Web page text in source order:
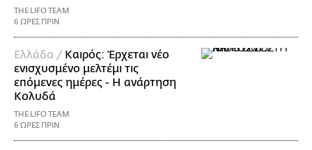
THE LIFO TEAM
6 ΩΡΕΣ ΠΡΙΝ
Ελλάδα / Καιρός: Έρχεται νέο
ενισχυσμένο μελτέμι τις
επόμενες ημέρες - Η ανάρτηση
Κολυδά
THE LIFO TEAM
6 ΩΡΕΣ ΠΡΙΝ